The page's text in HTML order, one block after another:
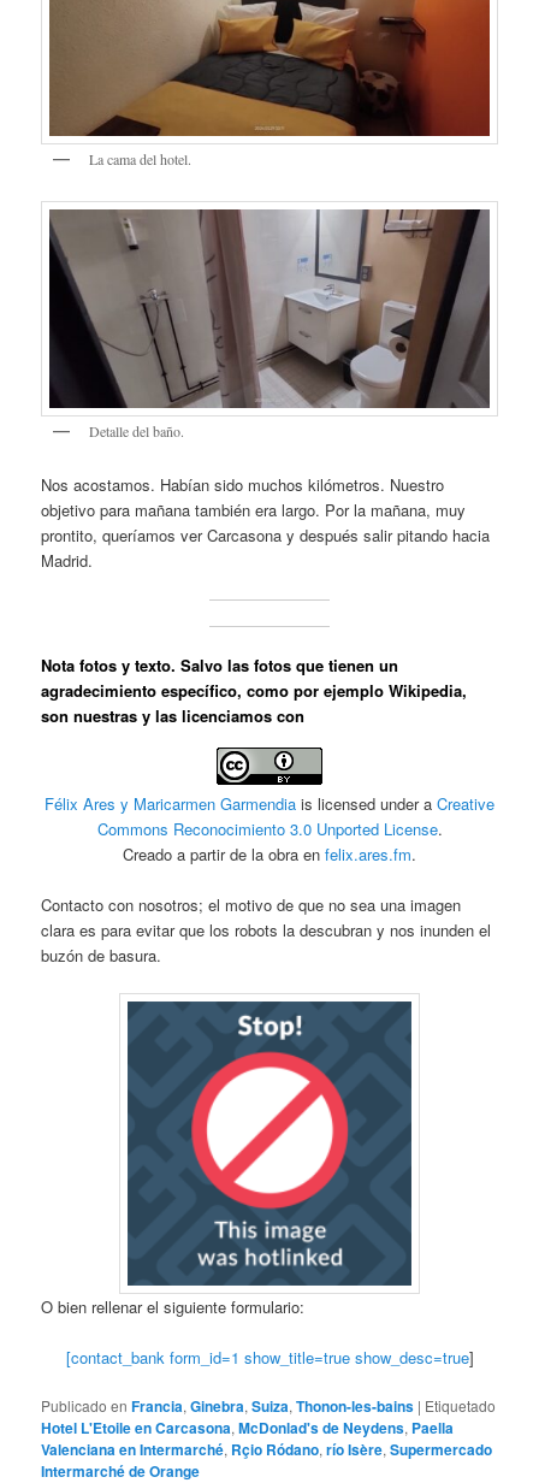
La cama del hotel.
Detalle del baño.
Nos acostamos. Habían sido muchos kilómetros. Nuestro
objetivo para mañana también era largo. Por la mañana, muy
prontito, queríamos ver Carcasona y después salir pitando hacia
Madrid.
Nota fotos y texto. Salvo las fotos que tienen un
agradecimiento específico, como por ejemplo Wikipedia,
son nuestras y las licenciamos con
Félix Ares y Maricarmen Garmendia is licensed under a Creative
Commons Reconocimiento 3.0 Unported License.
Creado a partir de la obra en felix.ares.fm.
Contacto con nosotros; el motivo de que no sea una imagen
clara es para evitar que los robots la descubran y nos inunden el
buzón de basura.
O bien rellenar el siguiente formulario:
[contact_bank form_id=1 show_title=true show_desc=true]
Publicado en Francia,Ginebra,Suiza,Thonon-les-bains | Etiquetado
Hotel L'Etoile en Carcasona,McDonlad's de Neydens, Paella
Valenciana en Intermarché, Rçio Ródano,río Isère,Supermercado
Intermarché de Orange